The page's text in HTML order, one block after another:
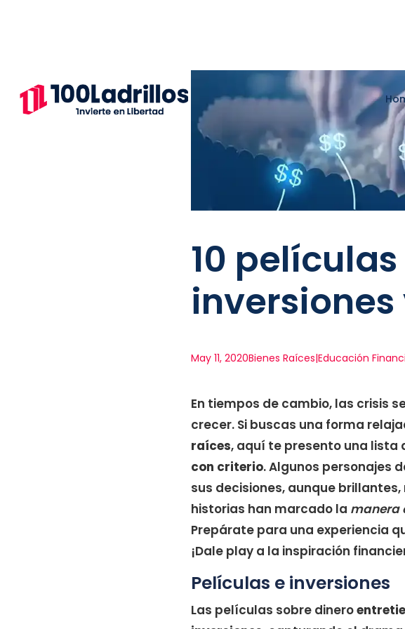
10
May 11, 2020Bienes Raíces|Educación
En tiempos de cambio, las crisis
crecer. Si buscas una forma
raíces, aquí te presento una lista
con criterio. Algunos personajes
sus decisiones, aunque
historias han marcado la manera
Prepárate para una experiencia
¡Dale play a la inspiración
Películas e inversiones
Las películas sobre dinero